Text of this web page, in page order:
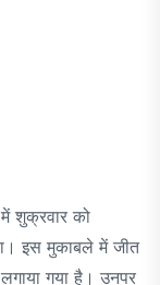
शुक्रवार को
इस मुकाबले में जीत
गया है। उनपर